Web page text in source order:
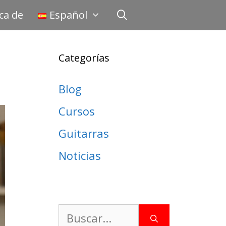
de Español
Categorías
Blog
Cursos
Guitarras
Noticias
Buscar: